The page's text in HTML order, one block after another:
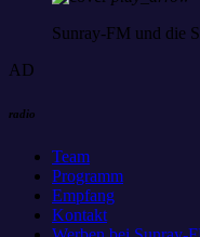
Sunray-FM und die
AD
radio
Team
Programm
Empfang
Kontakt